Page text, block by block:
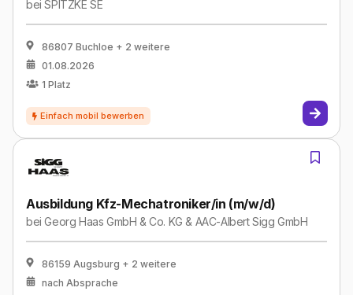
beiSPITZKE SE
86807 Buchloe + 2 weitere
01.08.2026
1 Platz
Ausbildung Kfz-Mechatroniker/in (m/w/d)
beiGeorg Haas GmbH & Co. KG & AAC-Albert Sigg GmbH
86159 Augsburg + 2 weitere
nach Absprache